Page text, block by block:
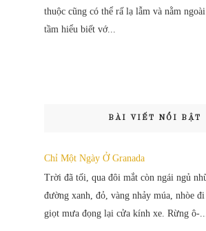
thuộc cũng có thể rấ lạ lẫm và nằm ngoài
tầm hiểu biết vớ...
BÀI VIẾT NỔI BẬT
Chỉ Một Ngày Ở Granada
Trời đã tối, qua đôi mắt còn ngái ngủ
đường xanh, đỏ, vàng nhảy múa, nhòe
giọt mưa đọng lại cửa kính xe. Rừng ô-